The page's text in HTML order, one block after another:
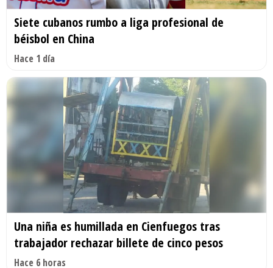
Siete cubanos rumbo a liga profesional de
béisbol en China
Hace 1 día
Una niña es humillada en Cienfuegos tras
trabajador rechazar billete de cinco pesos
Hace 6 horas